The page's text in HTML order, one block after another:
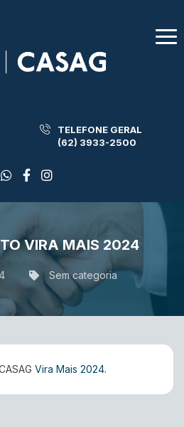
TELEFONE GERAL
(62) 3933-2500
VIRA MAIS 2024
Sem categoria
Vira Mais 2024.